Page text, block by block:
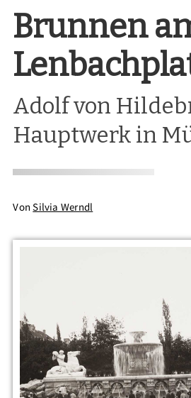
Brunnen
Adolf von
Hauptwerk in
VonSilvia Werndl